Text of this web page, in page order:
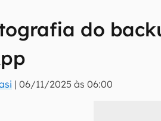
do
|06/11/2025 às 06:00
tech!
notícias e reviews sobre tecnologia